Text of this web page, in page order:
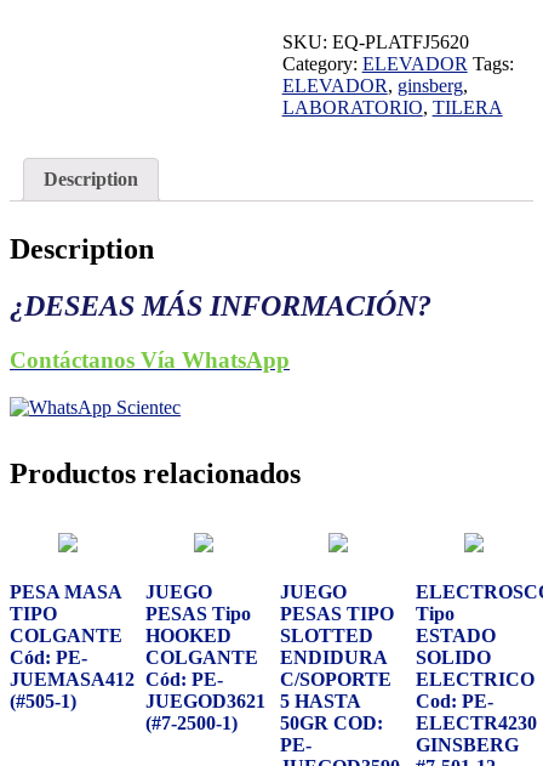
SKU: EQ-PLATFJ5620
Category: ELEVADOR Tags:
ELEVADOR, ginsberg,
LABORATORIO, TILERA
Description
Description
¿DESEAS MÁS INFORMACIÓN?
Contáctanos Vía WhatsApp
Productos relacionados
PESA MASA
TIPO
COLGANTE
Cód: PE-
JUEMASA412
(#505-1)
JUEGO
PESAS Tipo
HOOKED
COLGANTE
Cód: PE-
JUEGOD3621
(#7-2500-1)
JUEGO
PESAS TIPO
SLOTTED
ENDIDURA
C/SOPORTE
5 HASTA
50GR COD:
PE-
Tipo
ESTADO
SOLIDO
ELECTRICO
Cod: PE-
ELECTR4230
GINSBERG